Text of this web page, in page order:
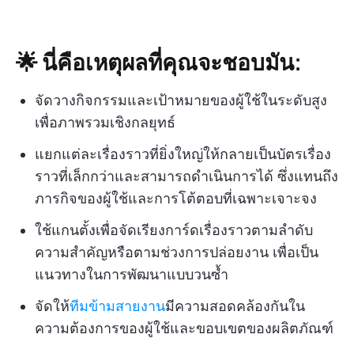
🌟 นี่คือเหตุผลที่คุณจะชอบมัน:
จัดวางกิจกรรมและเป้าหมายของผู้ใช้ในระดับสูง
เพื่อภาพรวมเชิงกลยุทธ์
แยกแต่ละเรื่องราวที่ยิ่งใหญ่ให้กลายเป็นบัตรเรื่อง
ราวที่เล็กกว่าและสามารถดำเนินการได้ ซึ่งแทนถึง
ภารกิจของผู้ใช้และการโต้ตอบที่เฉพาะเจาะจง
ใช้แกนตั้งเพื่อจัดเรียงการ์ดเรื่องราวตามลำดับ
ความสำคัญหรือตามช่วงการปล่อยงาน เพื่อเป็น
แนวทางในการพัฒนาแบบวนซ้ำ
จัดให้ทีมข้ามสายงานมีความสอดคล้องกันใน
ความต้องการของผู้ใช้และขอบเขตของผลิตภัณฑ์